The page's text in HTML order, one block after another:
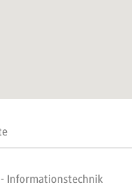
Informationstechnik